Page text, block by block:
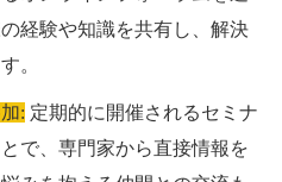
経験や知識を共有し、解決
。
: 定期的に開催されるセミナ
で、専門家から直接情報を